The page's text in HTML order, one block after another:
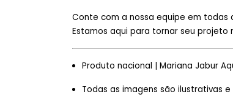
Conte com a nossa equipe em
Estamos aqui para tornar seu projeto
Produto nacional | Mariana Jabur
Todas as imagens são ilustrativas